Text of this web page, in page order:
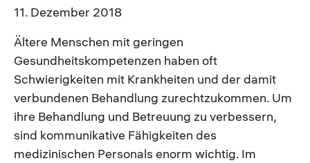
11. Dezember 2018
Ältere Menschen mit geringen
Gesundheitskompetenzen haben oft
Schwierigkeiten mit Krankheiten und der damit
verbundenen Behandlung zurechtzukommen. Um
ihre Behandlung und Betreuung zu verbessern,
sind kommunikative Fähigkeiten des
medizinischen Personals enorm wichtig. Im